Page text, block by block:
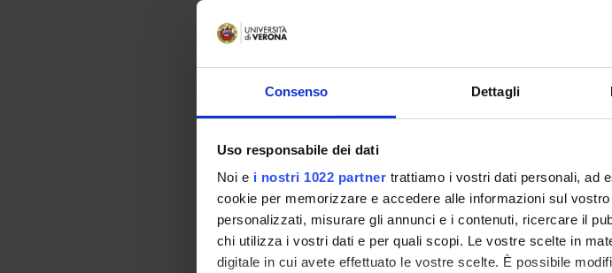
Consenso Dettagli
Uso responsabile dei dati
Noi e i nostri 1022 partner trattiamo i vostri dati personali, ad
cookie per memorizzare e accedere alle informazioni sul
personalizzati, misurare gli annunci e i contenuti, ricercare il
chi utilizza i vostri dati e per quali scopi. Le vostre scelte in
digitale in cui avete effettuato le vostre scelte. È possibile
SECS -P/08-09-10-11:18 CFU
SECS -P/01-02-03-04-05-06-12:
Tutti i laureati UniVR in corsi di studio di area
alcuna verifica preliminare.
Personal preparation